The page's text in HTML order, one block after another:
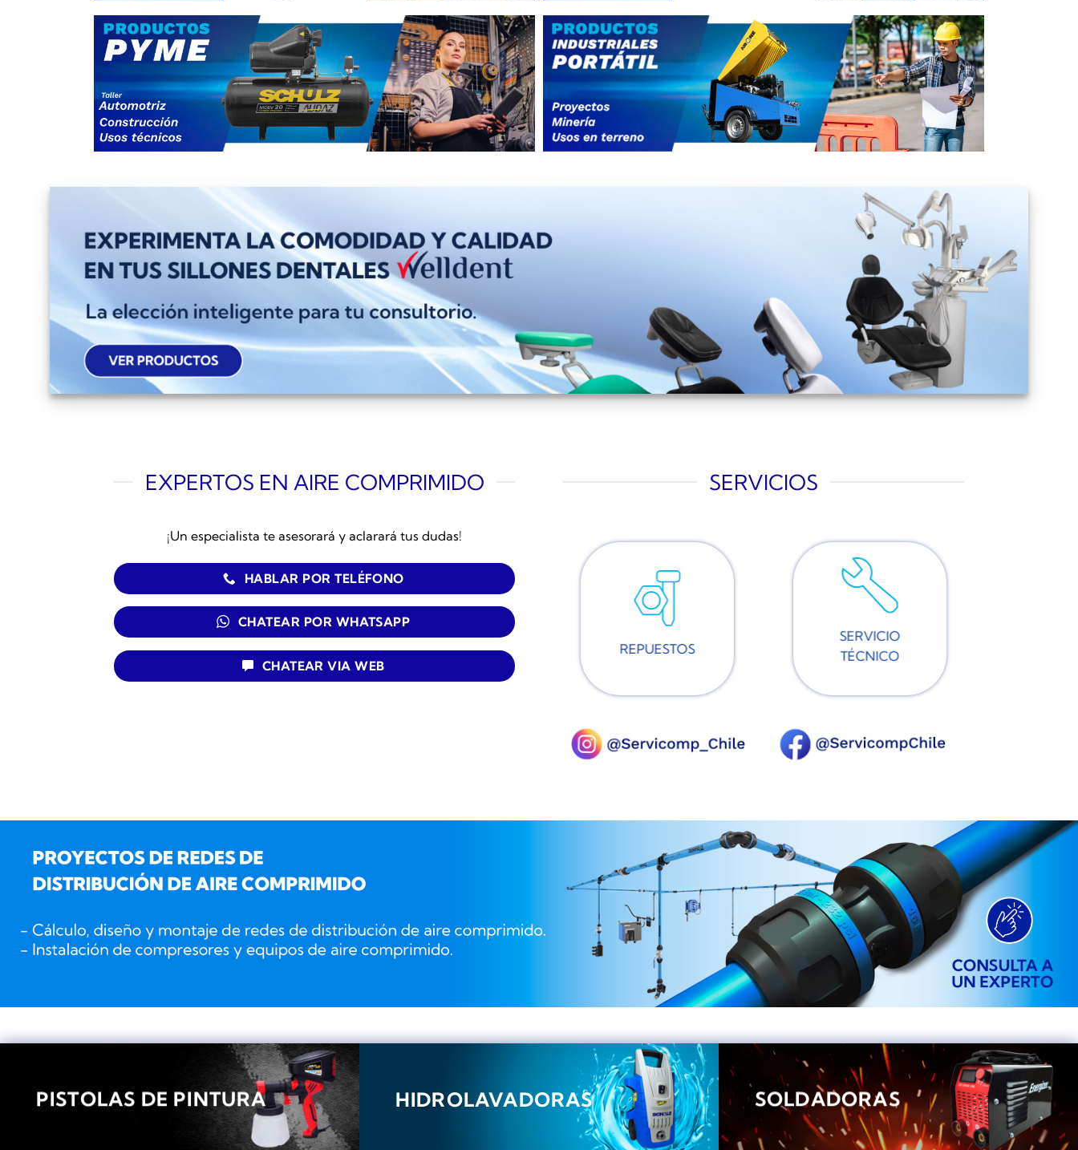
EXPERTOS EN AIRE COMPRIMIDO
¡Un especialista te asesorará y aclarará tus dudas!
HABLAR POR TELÉFONO
CHATEAR POR WHATSAPP
CHATEAR VIA WEB
SERVICIOS
REPUESTOS
SERVICIO
TÉCNICO
PISTOLAS DE PINTURA HIDROLAVADORAS SOLDADORAS